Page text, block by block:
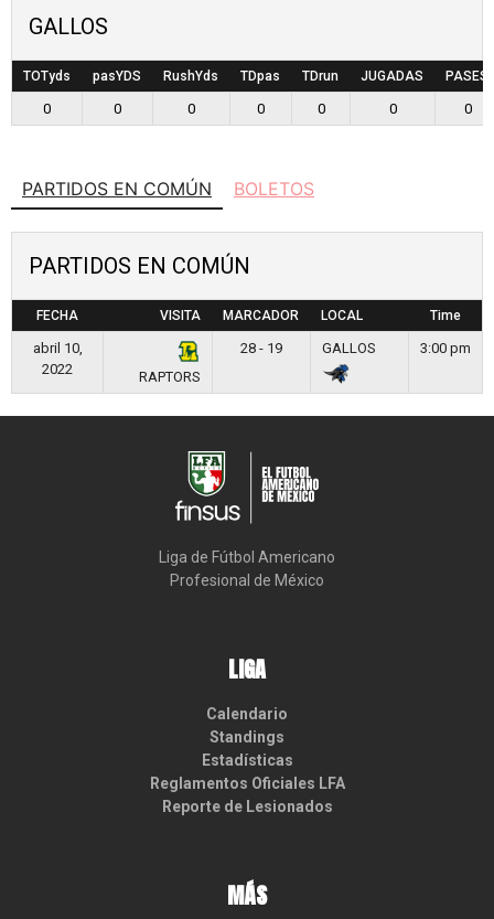
GALLOS
TOTyds pasYDS RushYds TDpas TDrun JUGADAS PASES
0 0 0 0 0 0 0
PARTIDOS EN COMÚN BOLETOS
PARTIDOS EN COMÚN
FECHA VISITA MARCADOR LOCAL Time
abril 10,
2022
RAPTORS
28 - 19 GALLOS 3:00 pm
Liga de Fútbol Americano
Profesional de México
LIGA
Calendario
Standings
Estadísticas
Reglamentos Oficiales LFA
Reporte de Lesionados
MÁS